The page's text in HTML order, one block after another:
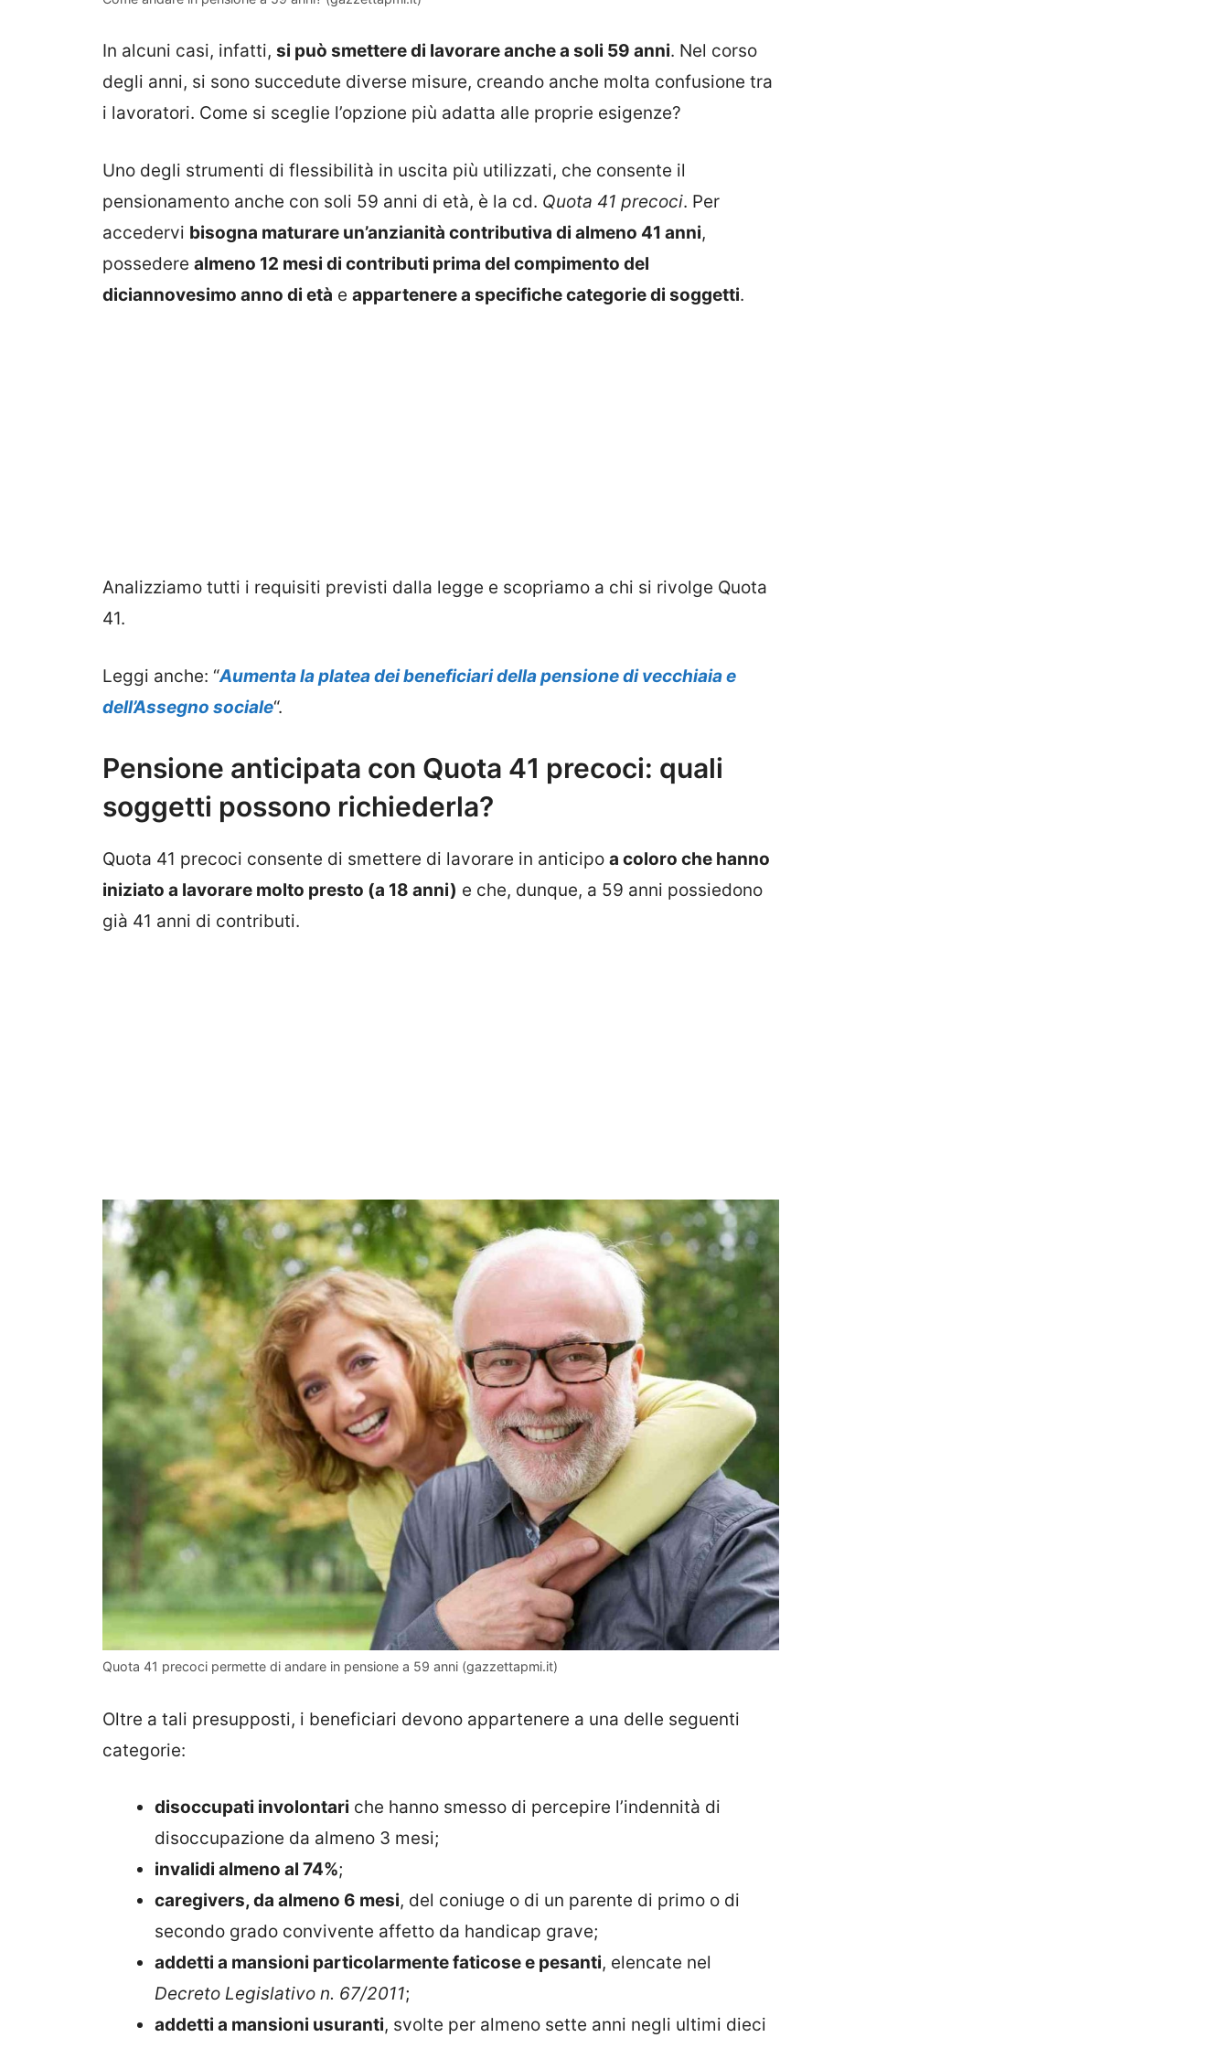
In alcuni casi, infatti, si può smettere di lavorare anche a soli 59 anni. Nel corso
degli anni, si sono succedute diverse misure, creando anche molta confusione tra
i lavoratori. Come si sceglie l’opzione più adatta alle proprie esigenze?
Uno degli strumenti di flessibilità in uscita più utilizzati, che consente il
pensionamento anche con soli 59 anni di età, è la cd. Quota 41 precoci. Per
accedervi bisogna maturare un’anzianità contributiva di almeno 41 anni,
possedere almeno 12 mesi di contributi prima del compimento del
diciannovesimo anno di età e appartenere a specifiche categorie di soggetti.
Analizziamo tutti i requisiti previsti dalla legge e scopriamo a chi si rivolge Quota
41.
Leggi anche: “Aumenta la platea dei beneficiari della pensione di vecchiaia e
dell’Assegno sociale“.
Pensione anticipata con Quota 41 precoci: quali
soggetti possono richiederla?
Quota 41 precoci consente di smettere di lavorare in anticipo a coloro che hanno
iniziato a lavorare molto presto (a 18 anni) e che, dunque, a 59 anni possiedono
già 41 anni di contributi.
Quota 41 precoci permette di andare in pensione a 59 anni (gazzettapmi.it)
Oltre a tali presupposti, i beneficiari devono appartenere a una delle seguenti
categorie:
disoccupati involontari che hanno smesso di percepire l’indennità di
disoccupazione da almeno 3 mesi;
invalidi almeno al 74%;
caregivers, da almeno 6 mesi, del coniuge o di un parente di primo o di
secondo grado convivente affetto da handicap grave;
addetti a mansioni particolarmente faticose e pesanti, elencate nel
Decreto Legislativo n. 67/2011;
addetti a mansioni usuranti, svolte per almeno sette anni negli ultimi dieci